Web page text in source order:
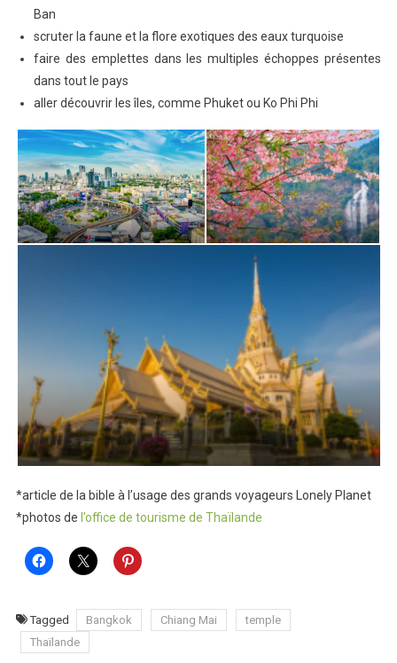
Ban
scruter la faune et la flore exotiques des eaux turquoise
faire des emplettes dans les multiples échoppes présentes
dans tout le pays
aller découvrir les îles, comme Phuket ou Ko Phi Phi
*article de la bible à l’usage des grands voyageurs Lonely Planet
*photos de l’office de tourisme de Thaïlande
Tagged Bangkok Chiang Mai
temple
Thaïlande